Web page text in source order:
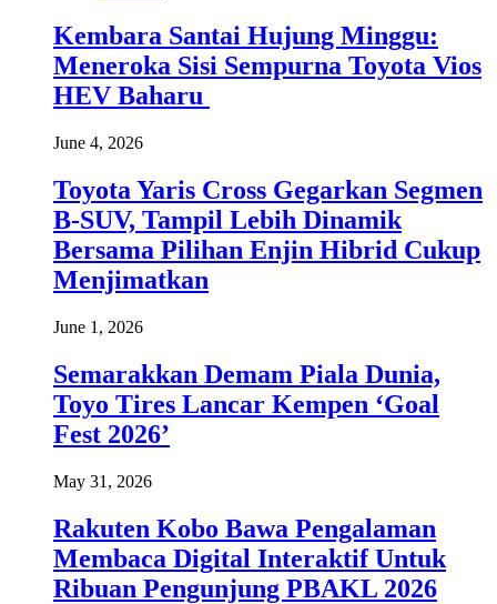
Kembara Santai Hujung Minggu:
Meneroka Sisi Sempurna Toyota Vios
HEV Baharu
June 4, 2026
Toyota Yaris Cross Gegarkan Segmen
B-SUV, Tampil Lebih Dinamik
Bersama Pilihan Enjin Hibrid Cukup
Menjimatkan
June 1, 2026
Semarakkan Demam Piala Dunia,
Toyo Tires Lancar Kempen ‘Goal
Fest 2026’
May 31, 2026
Rakuten Kobo Bawa Pengalaman
Membaca Digital Interaktif Untuk
Ribuan Pengunjung PBAKL 2026